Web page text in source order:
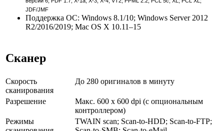
JDF/JMF
Поддержка ОС: Windows 8.1/10; Windows Server 2012
R2/2016/2019; Mac OS X 10.11–15
Сканер
Скорость
сканирования
До 280 оригиналов в минуту
Разрешение
Макс. 600 x 600 dpi (с опциональным
контроллером)
Режимы
TWAIN scan; Scan-to-HDD; Scan-to-FTP;